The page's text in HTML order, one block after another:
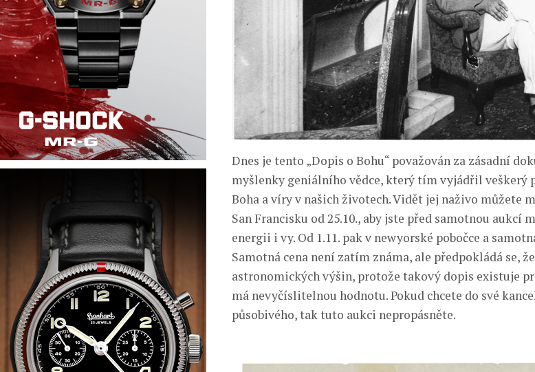
Dnes je tento „Dopis o Bohu“ považován za zásadní
myšlenky geniálního vědce, který tím vyjádřil veškerý
Boha a víry v našich životech. Vidět jej naživo můžete
San Francisku od 25.10., aby jste před samotnou aukcí
energii i vy. Od 1.11. pak v newyorské pobočce a
Samotná cena není zatím známa, ale předpokládá se,
astronomických výšin, protože takový dopis existuje
má nevyčíslitelnou hodnotu. Pokud chcete do své
působivého, tak tuto aukci nepropásněte.